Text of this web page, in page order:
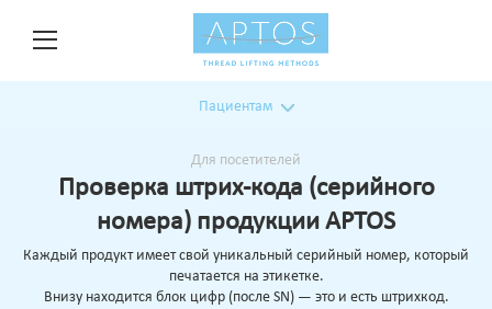
Пациентам
Для посетителей
Проверка штрих-кода (серийного
номера) продукции APTOS
Каждый продукт имеет свой уникальный серийный номер, который
печатается на этикетке.
Внизу находится блок цифр (после SN) — это и есть штрихкод.